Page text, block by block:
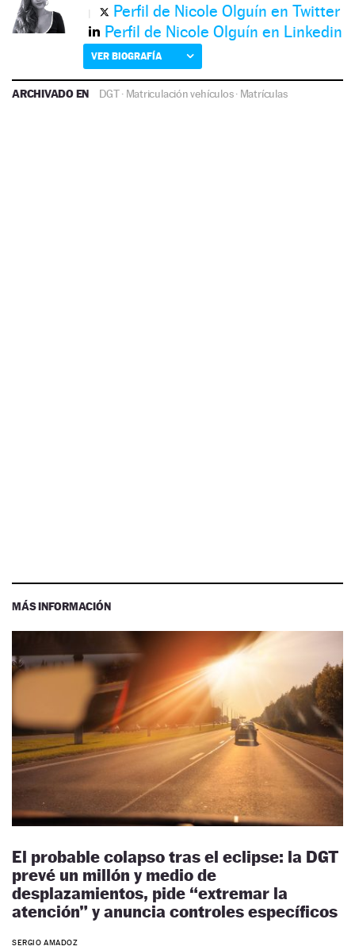
Perfil de Nicole Olguín en Twitter
Perfil de Nicole Olguín en Linkedin
VER BIOGRAFÍA
ARCHIVADO EN DGT· Matriculación vehículos· Matrículas
MÁS INFORMACIÓN
El probable colapso tras el eclipse: la DGT
prevé un millón y medio de
desplazamientos, pide “extremar la
atención” y anuncia controles específicos
SERGIO AMADOZ